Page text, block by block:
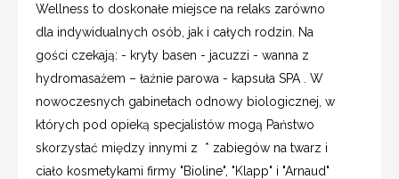
Wellness to doskonałe miejsce na relaks zarówno
dla indywidualnych osób, jak i całych rodzin. Na
gości czekają: - kryty basen - jacuzzi - wanna z
hydromasażem – łaźnie parowa - kapsuła SPA . W
nowoczesnych gabinetach odnowy biologicznej, w
których pod opieką specjalistów mogą Państwo
skorzystać między innymi z * zabiegów na twarz i
ciało kosmetykami firmy "Bioline", "Klapp" i "Arnaud"